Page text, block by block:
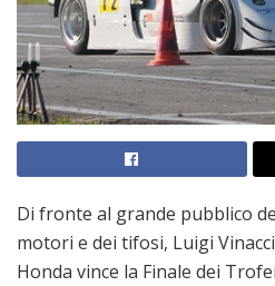
Di fronte al grande pubblico
motori e dei tifosi, Luigi
Honda vince la Finale dei